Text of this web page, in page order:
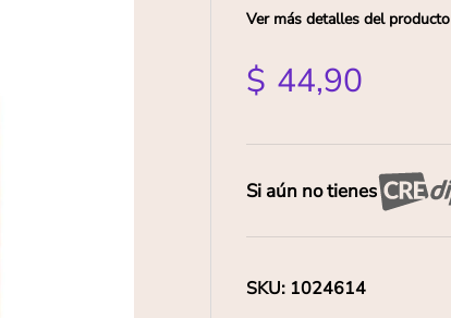
Ver más detalles del producto
$ 44,90
Si aún no tienes
SKU: 1024614